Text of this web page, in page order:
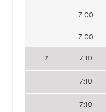
7:00
7:00
2 7:10
7:10
7:10